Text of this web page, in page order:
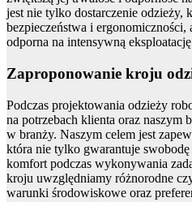
jest nie tylko dostarczenie odzieży,
bezpieczeństwa i ergonomiczności,
odporna na intensywną
Zaproponowanie kroju
Podczas projektowania odzieży
na potrzebach klienta oraz naszym
w branży. Naszym celem jest
która nie tylko gwarantuje
komfort podczas wykonywania
kroju uwzględniamy różnorodne
warunki środowiskowe oraz